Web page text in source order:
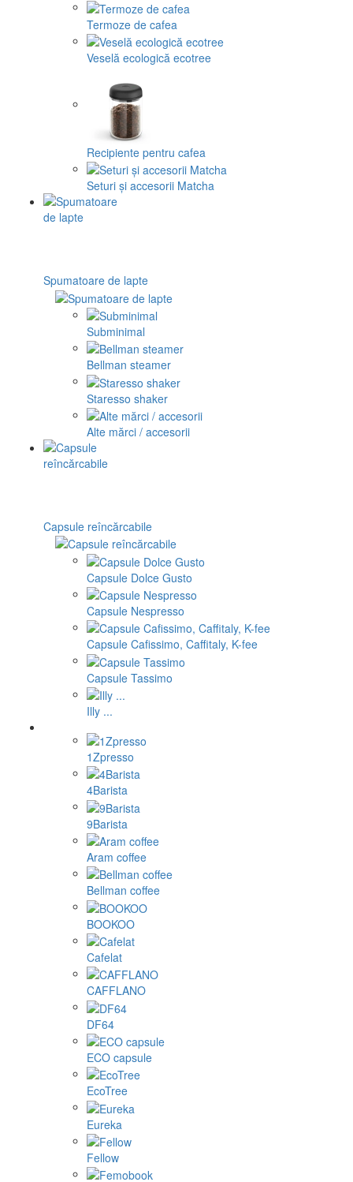
Termoze de cafea
Veselă ecologică ecotree
Recipiente pentru cafea
Seturi și accesorii Matcha
Spumatoare de lapte
Subminimal
Bellman steamer
Staresso shaker
Alte mărci / accesorii
Capsule reîncărcabile
Capsule Dolce Gusto
Capsule Nespresso
Capsule Cafissimo, Caffitaly, K-fee
Capsule Tassimo
Illy ...
1Zpresso
4Barista
9Barista
Aram coffee
Bellman coffee
BOOKOO
Cafelat
CAFFLANO
DF64
ECO capsule
EcoTree
Eureka
Fellow